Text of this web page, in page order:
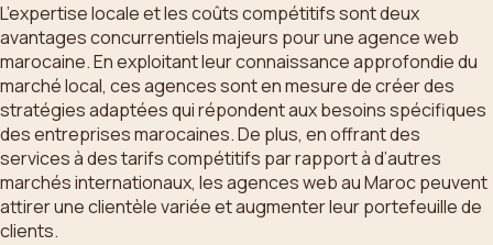
L’expertise locale et les coûts compétitifs sont deux
avantages concurrentiels majeurs pour une agence web
marocaine. En exploitant leur connaissance approfondie du
marché local, ces agences sont en mesure de créer des
stratégies adaptées qui répondent aux besoins spécifiques
des entreprises marocaines. De plus, en offrant des
services à des tarifs compétitifs par rapport à d’autres
marchés internationaux, les agences web au Maroc peuvent
attirer une clientèle variée et augmenter leur portefeuille de
clients.